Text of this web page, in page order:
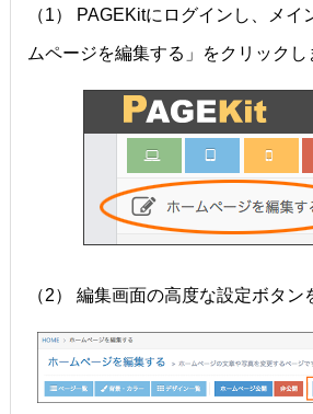
（1） PAGEKitにログインし、メイ
ムページを編集する」をクリックし
（2） 編集画面の高度な設定ボタン